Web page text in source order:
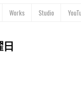
Works Studio